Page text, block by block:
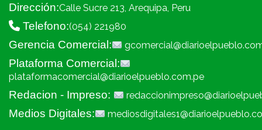
Dirección:Calle Sucre 213, Arequipa, Peru
Telefono:(054) 221980
Gerencia Comercial:
Plataforma Comercial:
plataformacomercial@diarioelpueblo.com.pe
Redacion - Impreso:
Medios Digitales: